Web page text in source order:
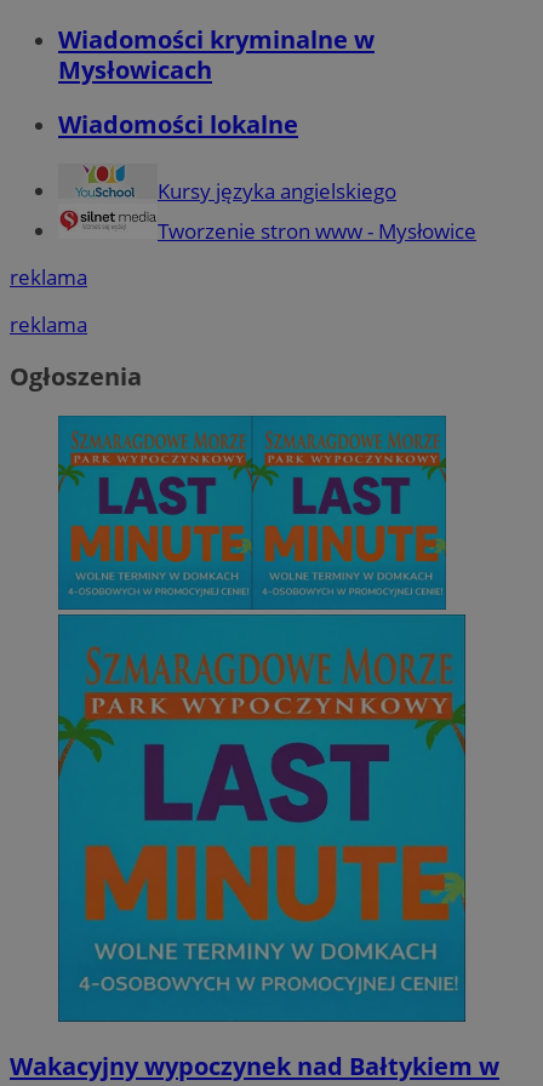
Wiadomości kryminalne w
Mysłowicach
Wiadomości lokalne
Kursy języka angielskiego
Tworzenie stron www - Mysłowice
reklama
reklama
Ogłoszenia
Wakacyjny wypoczynek nad Bałtykiem w
QeSessID
euds .rfihub.com
li_gc
LinkedIn
Corporation
.linkedin.com
suid
Simplifi Holdings
.simpli.fi
INGRESSCOOKIE
NGINX Inc.
bh.contextweb.com
CookieScriptConsent
CookieScript
m-ce.pl